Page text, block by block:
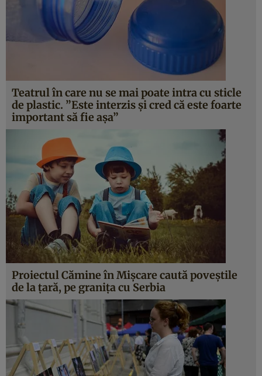
Teatrul în care nu se mai poate intra cu sticle
de plastic. ”Este interzis şi cred că este foarte
important să fie aşa”
Proiectul Cămine în Mişcare caută poveştile
de la ţară, pe graniţa cu Serbia